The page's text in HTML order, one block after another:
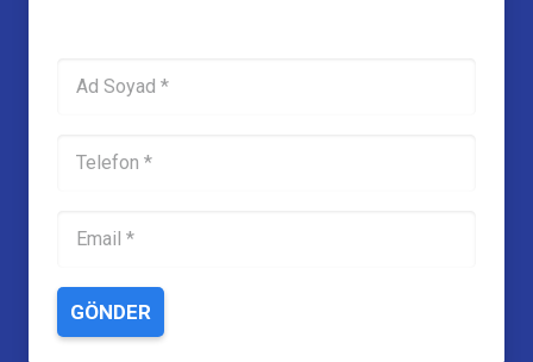
GÖNDER